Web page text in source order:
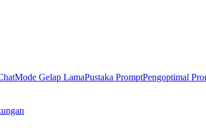
Mode Gelap LamaPustaka PromptPengoptimal